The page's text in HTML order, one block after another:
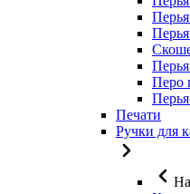
Перо
Печати
Ручки для